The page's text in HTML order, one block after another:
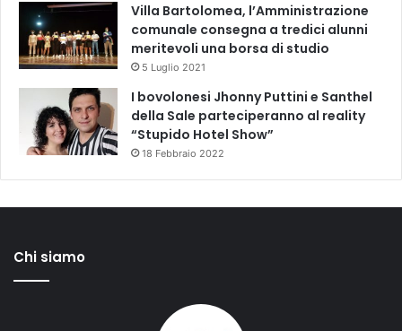
Villa Bartolomea, l’Amministrazione
comunale consegna a tredici alunni
meritevoli una borsa di studio
5 Luglio 2021
I bovolonesi Jhonny Puttini e Santhel
della Sale parteciperanno al reality
“Stupido Hotel Show”
18 Febbraio 2022
Chi siamo